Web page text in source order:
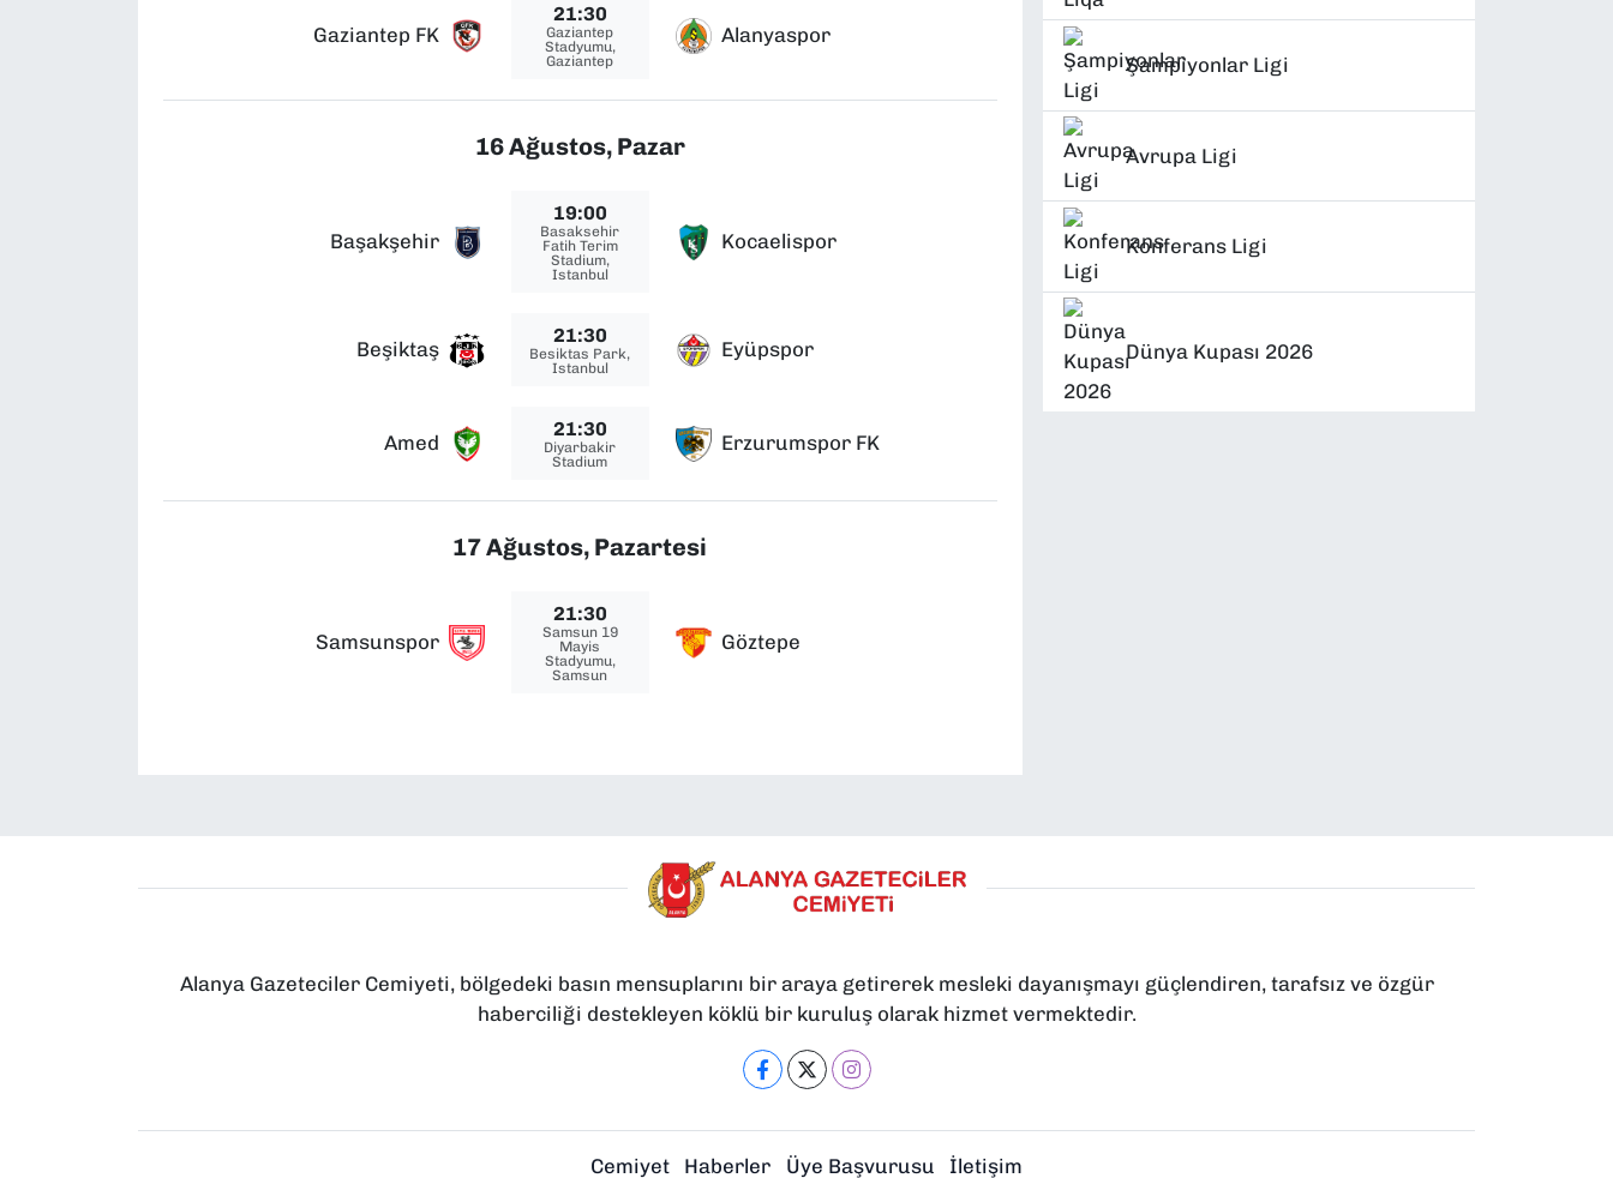
Gaziantep FK
21:30
Gaziantep
Stadyumu,
Gaziantep
Alanyaspor
16 Ağustos, Pazar
Başakşehir
19:00
Basaksehir
Fatih Terim
Stadium,
Istanbul
Kocaelispor
Beşiktaş
21:30
Besiktas Park,
Istanbul
Eyüpspor
Amed
21:30
Diyarbakir
Stadium
Erzurumspor FK
17 Ağustos, Pazartesi
Samsunspor
21:30
Samsun 19
Mayis
Stadyumu,
Samsun
Göztepe
Şampiyonlar Ligi
Avrupa Ligi
Konferans Ligi
Dünya Kupası 2026
Alanya Gazeteciler Cemiyeti, bölgedeki basın mensuplarını bir araya getirerek mesleki dayanışmayı güçlendiren, tarafsız ve özgür
haberciliği destekleyen köklü bir kuruluş olarak hizmet vermektedir.
Cemiyet Haberler Üye Başvurusu İletişim